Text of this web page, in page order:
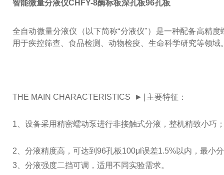
智能微量分液仪CHFY-8酶标板深孔板96孔板
全自动微量分液仪（以下简称“分液仪"）是一种配备高精
用于疾控筛查、食品检测、动物检疫、生命科学研究等领
THE MAIN CHARACTERISTICS ►∣主要特征：
1、设备采用精密蠕动泵进行非接触式分液，整机精致小巧
2、分液精度高，可达到96孔板100μl误差1.5%以内，最小
3、分液强度二挡可调，适用不同实验需求。